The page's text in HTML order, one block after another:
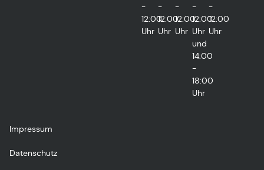
-
12:00
Uhr
-
12:00
Uhr
-
12:00
Uhr
-
12:00
Uhr
und
14:00
-
18:00
Uhr
-
12:00
Uhr
Impressum
Datenschutz